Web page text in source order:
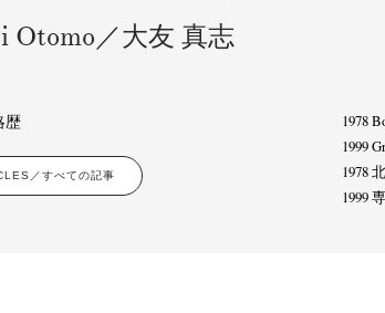
Otomo／大友 真志
歴
／すべての記事
1978
1999
1978
1999